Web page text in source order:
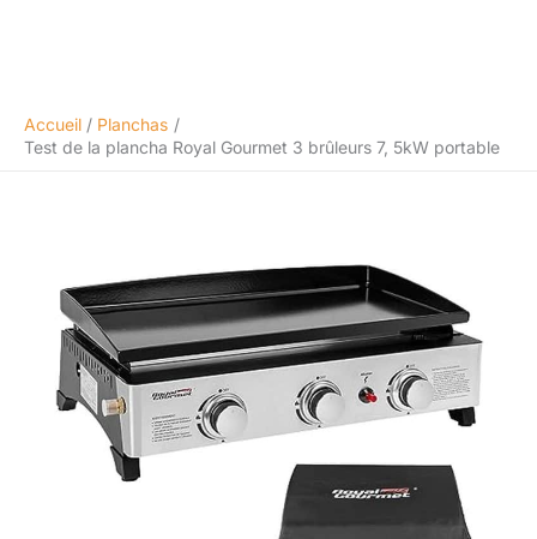
Accueil
Planchas
Test de la plancha Royal Gourmet 3 brûleurs 7, 5kW portable